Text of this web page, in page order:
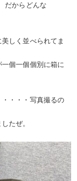
からどんな
しく並べられてま
個一個個別に箱に
・・・写真撮るの
たぜ。